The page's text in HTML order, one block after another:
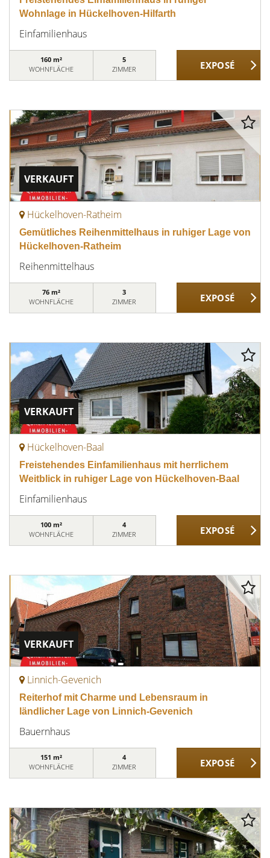
Wohnlage in Hückelhoven-Hilfarth
Einfamilienhaus
160 m²
WOHNFLÄCHE
5
ZIMMER
VERKAUFT
Hückelhoven-Ratheim
Gemütliches Reihenmittelhaus in ruhiger Lage von
Hückelhoven-Ratheim
Reihenmittelhaus
76 m²
WOHNFLÄCHE
3
ZIMMER
VERKAUFT
Hückelhoven-Baal
Freistehendes Einfamilienhaus mit herrlichem
Weitblick in ruhiger Lage von Hückelhoven-Baal
Einfamilienhaus
100 m²
WOHNFLÄCHE
4
ZIMMER
VERKAUFT
Linnich-Gevenich
Reiterhof mit Charme und Lebensraum in
ländlicher Lage von Linnich-Gevenich
Bauernhaus
151 m²
WOHNFLÄCHE
4
ZIMMER